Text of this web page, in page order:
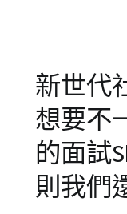
新世代
想要不
的面試
則我們